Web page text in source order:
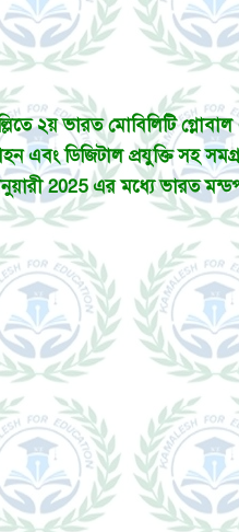
২য় ভারত মোবিলিটি
ডিজিটাল প্রযুক্তি সহ
2025 এর মধ্যে ভারত